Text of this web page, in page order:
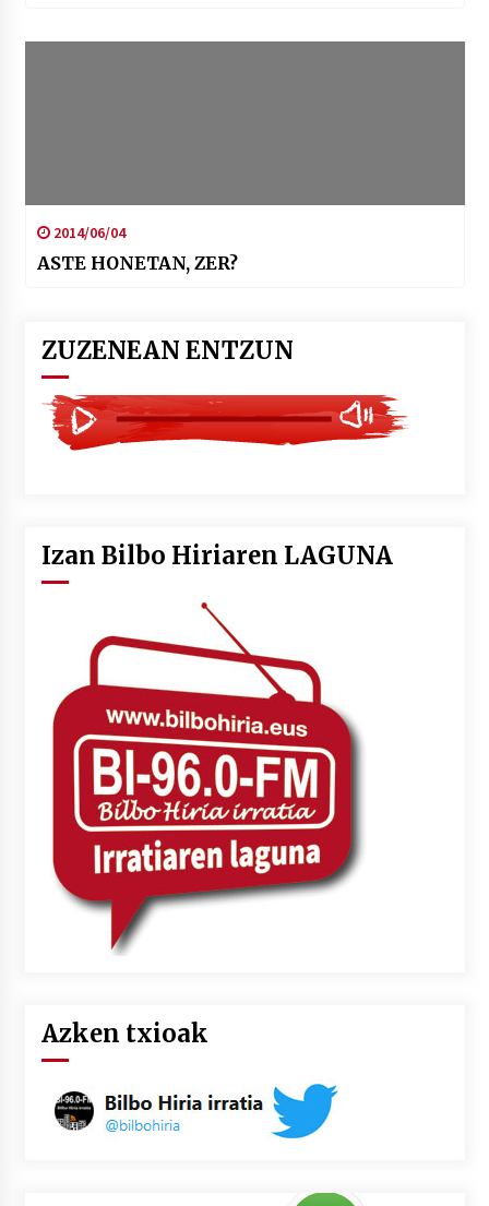
2014/06/04
ASTE HONETAN, ZER?
ZUZENEAN ENTZUN
Izan Bilbo Hiriaren LAGUNA
Azken txioak